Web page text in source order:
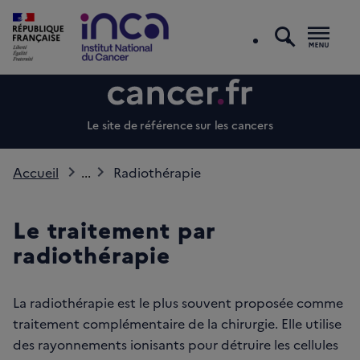
Le site de référence sur les cancers
Accueil ... Radiothérapie
Le traitement par
radiothérapie
La radiothérapie est le plus souvent proposée comme
traitement complémentaire de la chirurgie. Elle utilise
des rayonnements ionisants pour détruire les cellules